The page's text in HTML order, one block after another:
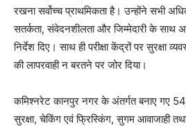
रखना सर्वोच्च प्राथमिकता है। उन्होंने सभी
सतर्कता, संवेदनशीलता और जिम्मेदारी के साथ
निर्देश दिए। साथ ही परीक्षा केंद्रों पर सुरक्षा
की लापरवाही न बरतने पर जोर दिया।
कमिश्नरेट कानपुर नगर के अंतर्गत बनाए गए 54
सुरक्षा, चेकिंग एवं फ्रिस्किंग, सुगम आवाजाही